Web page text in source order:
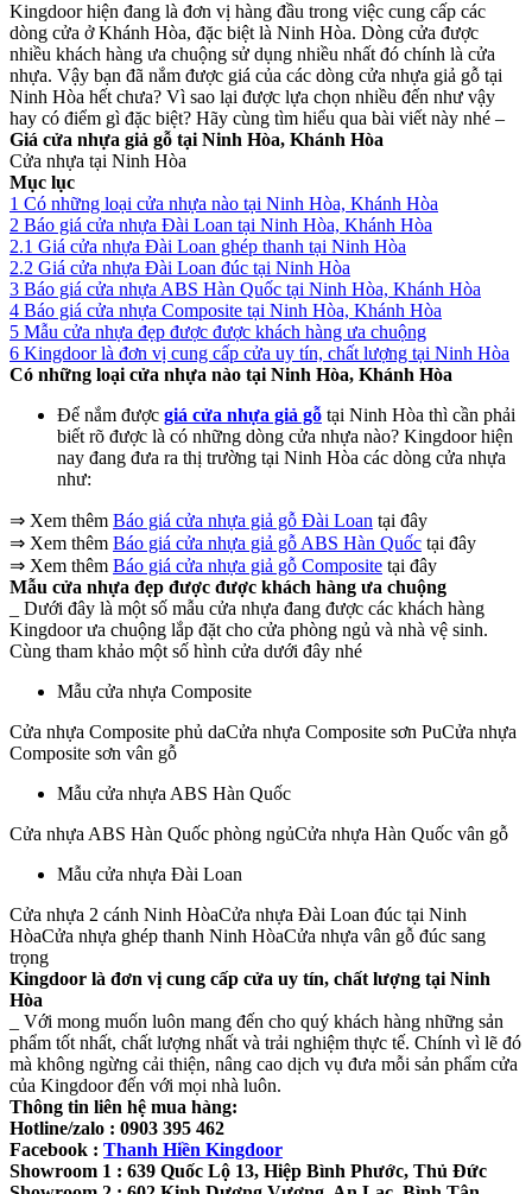
Kingdoor hiện đang là đơn vị hàng đầu trong việc cung cấp các
dòng cửa ở Khánh Hòa, đặc biệt là Ninh Hòa. Dòng cửa được
nhiều khách hàng ưa chuộng sử dụng nhiều nhất đó chính là cửa
nhựa. Vậy bạn đã nắm được giá của các dòng cửa nhựa giả gỗ tại
Ninh Hòa hết chưa? Vì sao lại được lựa chọn nhiều đến như vậy
hay có điểm gì đặc biệt? Hãy cùng tìm hiểu qua bài viết này nhé –
Giá cửa nhựa giả gỗ tại Ninh Hòa, Khánh Hòa
Cửa nhựa tại Ninh Hòa
Mục lục
1 Có những loại cửa nhựa nào tại Ninh Hòa, Khánh Hòa
2 Báo giá cửa nhựa Đài Loan tại Ninh Hòa, Khánh Hòa
2.1 Giá cửa nhựa Đài Loan ghép thanh tại Ninh Hòa
2.2 Giá cửa nhựa Đài Loan đúc tại Ninh Hòa
3 Báo giá cửa nhựa ABS Hàn Quốc tại Ninh Hòa, Khánh Hòa
4 Báo giá cửa nhựa Composite tại Ninh Hòa, Khánh Hòa
5 Mẫu cửa nhựa đẹp được được khách hàng ưa chuộng
6 Kingdoor là đơn vị cung cấp cửa uy tín, chất lượng tại Ninh Hòa
Có những loại cửa nhựa nào tại Ninh Hòa, Khánh Hòa
Để nắm được giá cửa nhựa giả gỗ tại Ninh Hòa thì cần phải
biết rõ được là có những dòng cửa nhựa nào? Kingdoor hiện
nay đang đưa ra thị trường tại Ninh Hòa các dòng cửa nhựa
như:
⇒ Xem thêm Báo giá cửa nhựa giả gỗ Đài Loan tại đây
⇒ Xem thêm Báo giá cửa nhựa giả gỗ ABS Hàn Quốc tại đây
⇒ Xem thêm Báo giá cửa nhựa giả gỗ Composite tại đây
Mẫu cửa nhựa đẹp được được khách hàng ưa chuộng
_ Dưới đây là một số mẫu cửa nhựa đang được các khách hàng
Kingdoor ưa chuộng lắp đặt cho cửa phòng ngủ và nhà vệ sinh.
Cùng tham khảo một số hình cửa dưới đây nhé
Mẫu cửa nhựa Composite
Cửa nhựa Composite phủ daCửa nhựa Composite sơn PuCửa nhựa
Composite sơn vân gỗ
Mẫu cửa nhựa ABS Hàn Quốc
Cửa nhựa ABS Hàn Quốc phòng ngủCửa nhựa Hàn Quốc vân gỗ
Mẫu cửa nhựa Đài Loan
Cửa nhựa 2 cánh Ninh HòaCửa nhựa Đài Loan đúc tại Ninh
HòaCửa nhựa ghép thanh Ninh HòaCửa nhựa vân gỗ đúc sang
trọng
Kingdoor là đơn vị cung cấp cửa uy tín, chất lượng tại Ninh
Hòa
_ Với mong muốn luôn mang đến cho quý khách hàng những sản
phẩm tốt nhất, chất lượng nhất và trải nghiệm thực tế. Chính vì lẽ đó
mà không ngừng cải thiện, nâng cao dịch vụ đưa mỗi sản phẩm cửa
của Kingdoor đến với mọi nhà luôn.
Thông tin liên hệ mua hàng:
Hotline/zalo : 0903 395 462
Facebook : Thanh Hiền Kingdoor
Showroom 1 : 639 Quốc Lộ 13, Hiệp Bình Phước, Thủ Đức